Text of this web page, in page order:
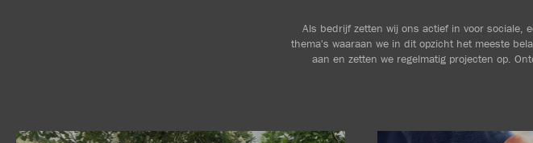
Als bedrijf zetten wij ons actief in voor sociale,
thema's waaraan we in dit opzicht het meeste
aan en zetten we regelmatig projecten op.